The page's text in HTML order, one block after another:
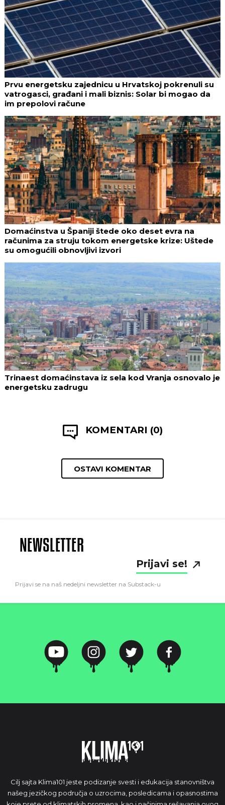
Prvu energetsku zajednicu u Hrvatskoj pokrenuli su
vatrogasci, građani i mali biznis: Solar bi mogao da
im prepolovi račune
Domaćinstva u Španiji štede oko deset evra na
računima za struju tokom energetske krize: Uštede
su omogućili obnovljivi izvori
Trinaest domaćinstava iz sela kod Vranja osnovalo je
energetsku zadrugu
KOMENTARI (0)
OSTAVI KOMENTAR
NEWSLETTER
Prijavi se!
Prijavi se na naš nedeljni newsletter na Substack-u
Cilj sajta Klima101 jeste podizanje svesti i edukacija stanovništva
našeg jezičkog područja o uzrocima, posledicama i opasnostima